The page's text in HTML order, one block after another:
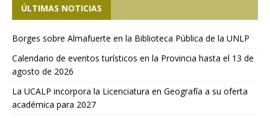
ÚLTIMAS NOTICIAS
Borges sobre Almafuerte en la Biblioteca Pública de la UNLP
Calendario de eventos turísticos en la Provincia hasta el 13 de
agosto de 2026
La UCALP incorpora la Licenciatura en Geografía a su oferta
académica para 2027